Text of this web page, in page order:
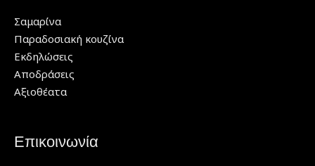
Σαμαρίνα
Παραδοσιακή κουζίνα
Εκδηλώσεις
Αποδράσεις
Αξιοθέατα
Επικοινωνία